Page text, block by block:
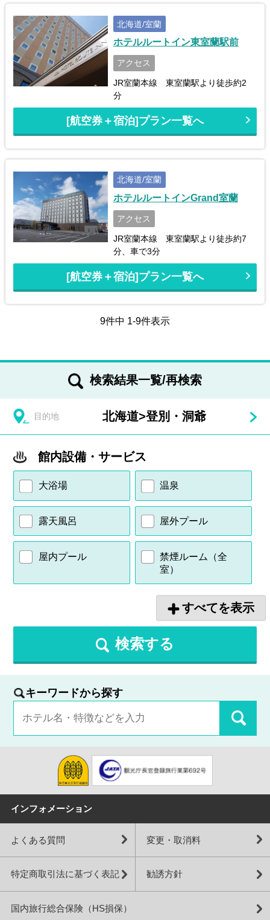
北海道/室蘭
ホテルルートイン東室蘭駅前
アクセス
JR室蘭本線 東室蘭駅より徒歩約2
分
[航空券＋宿泊]プラン一覧へ
北海道/室蘭
ホテルルートインGrand室蘭
アクセス
JR室蘭本線 東室蘭駅より徒歩約7
分、車で3分
[航空券＋宿泊]プラン一覧へ
9件中 1-9件表示
検索結果一覧/再検索
目的地 北海道>登別・洞爺
館内設備・サービス
大浴場 温泉
露天風呂 屋外プール
屋内プール
禁煙ルーム（全
室）
すべてを表示
検索する
キーワードから探す
インフォメーション
よくある質問 変更・取消料
特定商取引法に基づく表記 勧誘方針
国内旅行総合保険（HS損保）